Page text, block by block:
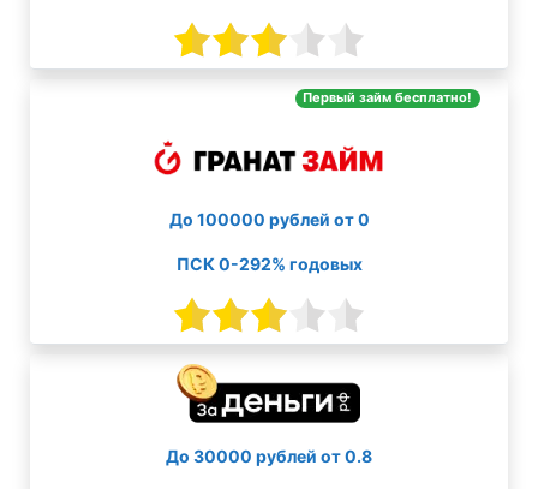
Первый займ бесплатно!
До 100000 рублей от 0
ПСК 0-292% годовых
До 30000 рублей от 0.8